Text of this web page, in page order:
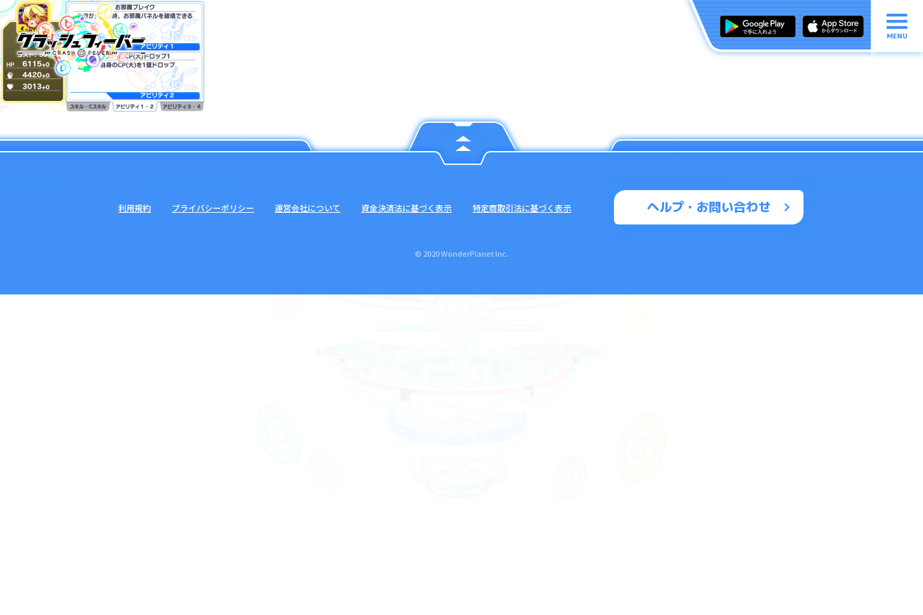
MENU
ヘルプ・お問い合わせ
利用規約 プライバシーポリシー 運営会社について 資金決済法に基づく表示 特定商取引法に基づく表示
© 2020 WonderPlanet Inc.